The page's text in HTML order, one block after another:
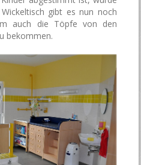
gibt es nun noch
auch die Töpfe von den
bekommen.